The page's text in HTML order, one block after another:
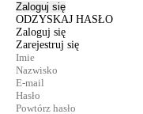
Zaloguj się
ODZYSKAJ HASŁO
Zaloguj się
Zarejestruj się